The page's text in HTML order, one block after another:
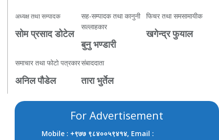
अध्यक्ष तथा सम्पादक
सोम प्रसाद डोटेल
सह-सम्पादक तथा कानुनी
सल्लाहकार
बुनु भण्डारी
फिचर तथा समसामायीक
खगेन्द्र फुयाल
समाचार तथा फोटो पत्रकार
अनिल पौडेल
संबाददाता
तारा भुर्तेल
For Advertisement
Mobile : +९७७ ९८४००५९४१४, Email :